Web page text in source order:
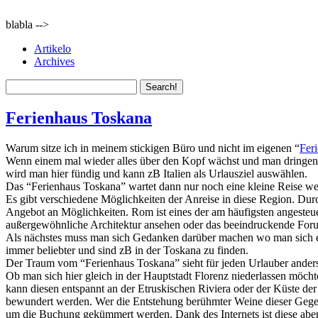
blabla -->
Artikelo
Archives
Ferienhaus Toskana
Warum sitze ich in meinem stickigen Büro und nicht im eigenen “
Wenn einem mal wieder alles über den Kopf wächst und man
wird man hier fündig und kann zB Italien als Urlausziel auswählen.
Das “Ferienhaus Toskana” wartet dann nur noch eine kleine Reise
Es gibt verschiedene Möglichkeiten der Anreise in diese Region.
Angebot an Möglichkeiten. Rom ist eines der am häufigsten
außergewöhnliche Architektur ansehen oder das beeindruckende
Als nächstes muss man sich Gedanken darüber machen wo man
immer beliebter und sind zB in der Toskana zu finden.
Der Traum vom “Ferienhaus Toskana” sieht für jeden Urlauber
Ob man sich hier gleich in der Hauptstadt Florenz niederlassen
kann diesen entspannt an der Etruskischen Riviera oder der Küste
bewundert werden. Wer die Entstehung berühmter Weine dieser
um die Buchung gekümmert werden. Dank des Internets ist diese